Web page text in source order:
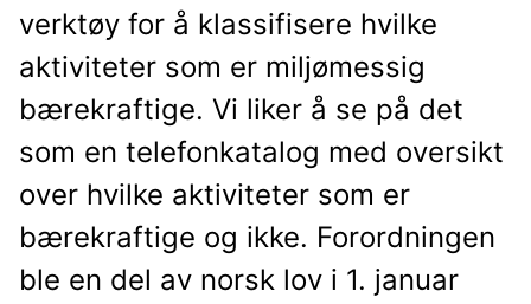
verktøy for å klassifisere hvilke
aktiviteter som er miljømessig
bærekraftige. Vi liker å se på det
som en telefonkatalog med oversikt
over hvilke aktiviteter som er
bærekraftige og ikke. Forordningen
ble en del av norsk lov i 1. januar